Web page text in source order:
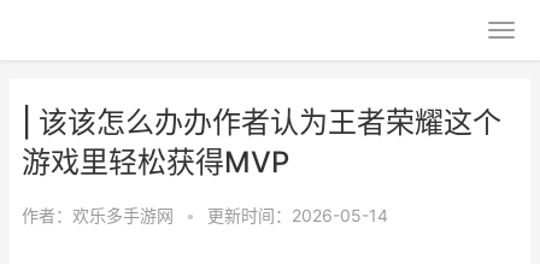
| 该该怎么办办作者认为王者荣耀这个
游戏里轻松获得MVP
作者： 欢乐多手游网 • 更新时间：2026-05-14